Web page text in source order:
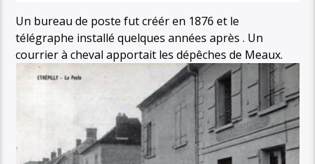
Un bureau de poste fut créér en 1876 et le
télégraphe installé quelques années après . Un
courrier à cheval apportait les dépêches de Meaux.